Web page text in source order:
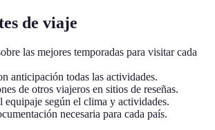
de viaje
las mejores temporadas para visitar cada
anticipación todas las actividades.
de otros viajeros en sitios de reseñas.
equipaje según el clima y actividades.
necesaria para cada país.